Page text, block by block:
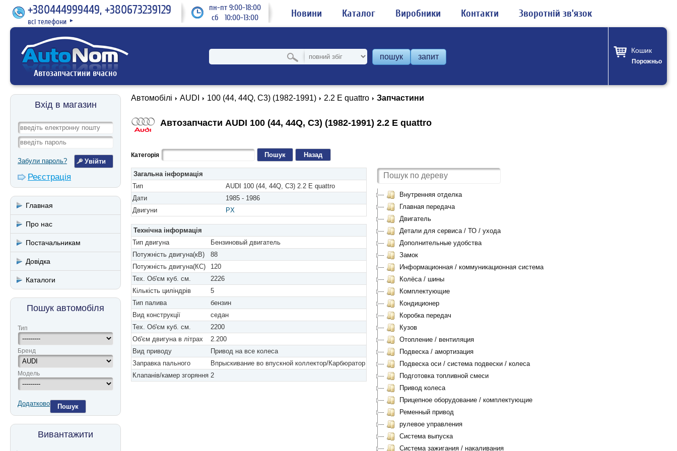
+380444999449, +380673239129
всі телефони ►
пн-пт 9:00-18:00
сб 10:00-13:00
Новини Каталог Виробники Контакти Зворотній зв'язок
Автозапчастини вчасно
пошук запит
Кошик
Порожньо
Вхід в магазин
Забули пароль?
Реєстрація
Главная
Про нас
Постачальникам
Довідка
Каталоги
Пошук автомобіля
Тип
Бренд
Модель
Додатково Пошук
Вивантажити
Автомобілі AUDI 100 (44, 44Q, C3) (1982-1991) 2.2 E quattro Запчастини
Автозапчасти AUDI 100 (44, 44Q, C3) (1982-1991) 2.2 E quattro
Категорія Назад
Загальна інформація
Тип
AUDI 100 (44, 44Q, C3) 2.2 E quattro
Дати
1985 - 1986
Двигуни
PX
Технічна інформація
Тип двигуна
Бензиновый двигатель
Потужність двигуна(кВ)
88
Потужність двигуна(КС)
120
Тех. Об'єм куб. см.
2226
Кількість циліндрів
5
Тип палива
бензин
Вид конструкції
седан
Тех. Об'єм куб. см.
2200
Об'єм двигуна в літрах
2.200
Вид приводу
Привод на все колеса
Заправка пального
Впрыскивание во впускной коллектор/Карбюратор
Клапанів/камер згоряння 2
Внутренняя отделка
Главная передача
Двигатель
Детали для сервиса / ТО / ухода
Дополнительные удобства
Замок
Информационная / коммуникационная система
Колёса / шины
Комплектующие
Кондиционер
Коробка передач
Кузов
Отопление / вентиляция
Подвеска / амортизация
Подвеска оси / система подвески / колеса
Подготовка топливной смеси
Привод колеса
Прицепное оборудование / комплектующие
Ременный привод
рулевое управления
Система выпуска
Система зажигания / накаливания